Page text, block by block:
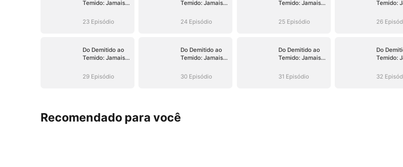
Temido: Jamais
23 Episódio
Temido: Jamais
24 Episódio
Temido: Jamais
25 Episódio
Temido:
26
Do Demitido ao
Temido: Jamais
29 Episódio
Do Demitido ao
Temido: Jamais
30 Episódio
Do Demitido ao
Temido: Jamais
31 Episódio
Do
Temido:
32
Recomendado para você